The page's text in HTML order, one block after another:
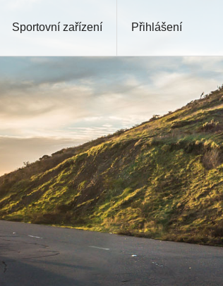
Přihlášení
Sportovní zařízení